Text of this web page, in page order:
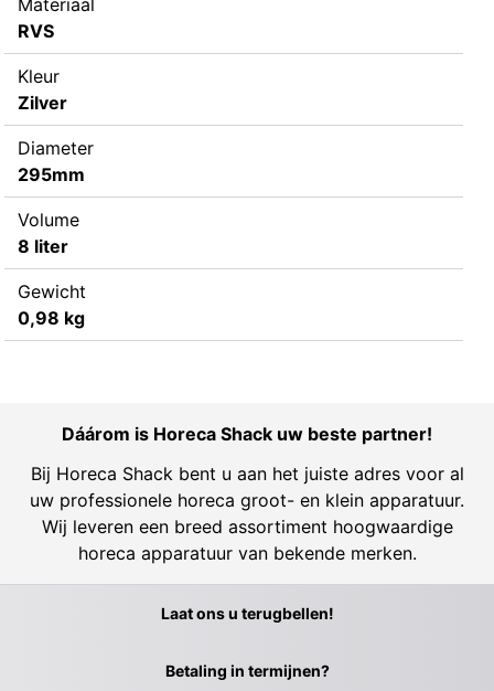
Materiaal
RVS
Kleur
Zilver
Diameter
295mm
Volume
8 liter
Gewicht
0,98 kg
Dáárom is Horeca Shack uw beste partner!
Bij Horeca Shack bent u aan het juiste adres voor al
uw professionele horeca groot- en klein apparatuur.
Wij leveren een breed assortiment hoogwaardige
horeca apparatuur van bekende merken.
Laat ons u terugbellen!
Betaling in termijnen?